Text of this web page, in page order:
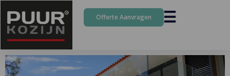
Offerte Aanvragen